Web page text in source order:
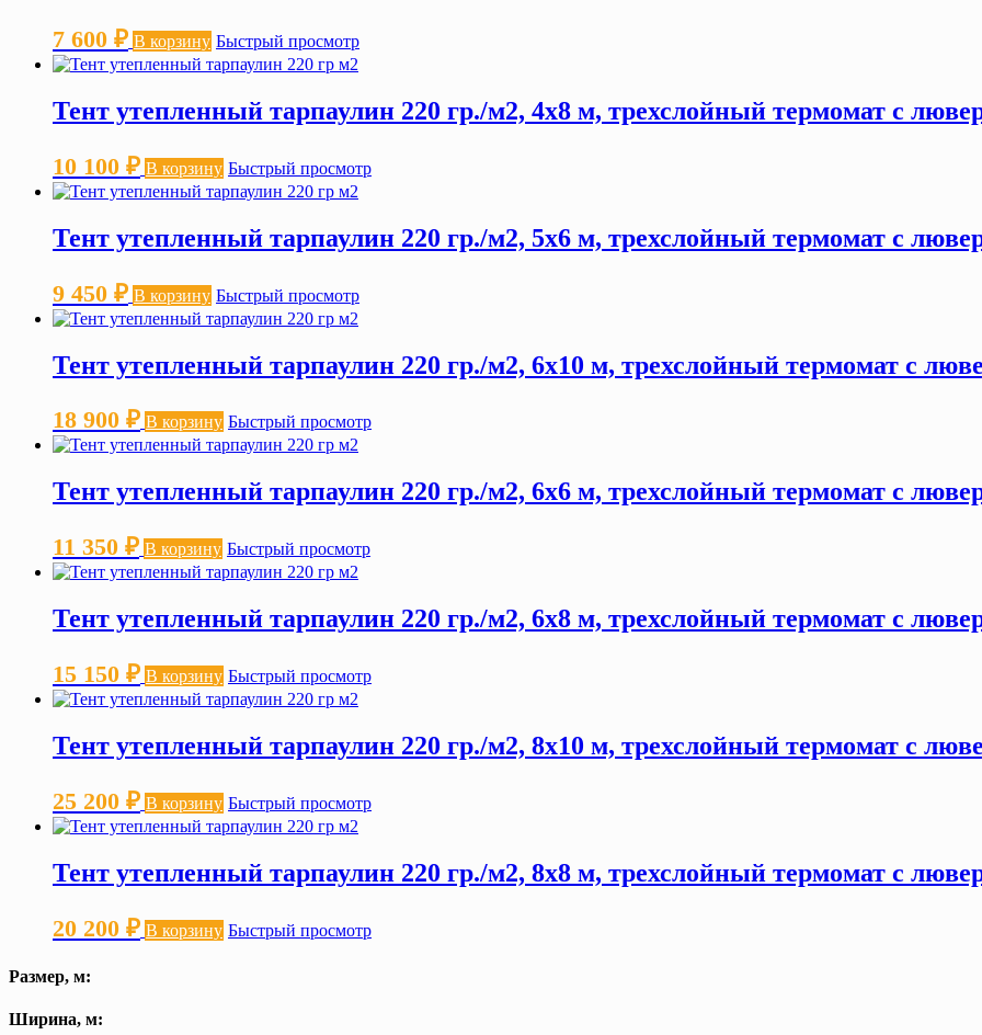
7 600 ₽ В корзину Быстрый просмотр
Тент утепленный тарпаулин 220 гр./м2, 4х8 м, трехслойный термомат с
10 100 ₽ В корзину Быстрый просмотр
Тент утепленный тарпаулин 220 гр./м2, 5х6 м, трехслойный термомат с
9 450 ₽ В корзину Быстрый просмотр
Тент утепленный тарпаулин 220 гр./м2, 6х10 м, трехслойный термомат с
18 900 ₽ В корзину Быстрый просмотр
Тент утепленный тарпаулин 220 гр./м2, 6х6 м, трехслойный термомат с
11 350 ₽ В корзину Быстрый просмотр
Тент утепленный тарпаулин 220 гр./м2, 6х8 м, трехслойный термомат с
15 150 ₽ В корзину Быстрый просмотр
Тент утепленный тарпаулин 220 гр./м2, 8х10 м, трехслойный термомат с
25 200 ₽ В корзину Быстрый просмотр
Тент утепленный тарпаулин 220 гр./м2, 8х8 м, трехслойный термомат с
20 200 ₽ В корзину Быстрый просмотр
Размер, м:
Ширина, м: